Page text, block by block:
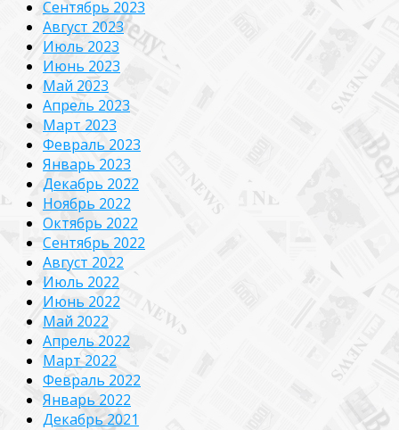
Сентябрь 2023
Август 2023
Июль 2023
Июнь 2023
Май 2023
Апрель 2023
Март 2023
Февраль 2023
Январь 2023
Декабрь 2022
Ноябрь 2022
Октябрь 2022
Сентябрь 2022
Август 2022
Июль 2022
Июнь 2022
Май 2022
Апрель 2022
Март 2022
Февраль 2022
Январь 2022
Декабрь 2021